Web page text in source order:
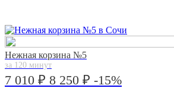
Нежная корзина №5
за 120 минут
7 010 ₽ 8 250 ₽ -15%